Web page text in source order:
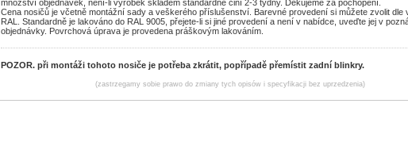
množství objednávek, není-li výrobek skladem standardně činí 2-3 týdny. Děkujeme za pochopení.
Cena nosičů je včetně montážní sady a veškerého příslušenství. Barevné provedení si můžete zvolit dle
RAL. Standardně je lakováno do RAL 9005, přejete-li si jiné provedení a není v nabídce, uveďte jej v
objednávky. Povrchová úprava je provedena práškovým lakováním.
POZOR. při montáži tohoto nosiče je potřeba zkrátit, popřípadě přemístit zadní blinkry.
(zastrzegamy sobie prawo do zmiany tych opisów i specyfikacji bez uprzedzenia)